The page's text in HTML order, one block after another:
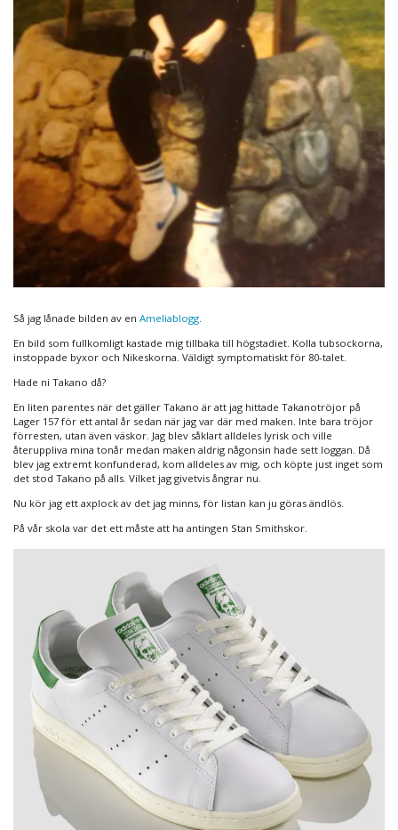
Så jag lånade bilden av en Ameliablogg
En bild som fullkomligt kastade mig tillbaka till högstadiet. Kolla tubsockorna,
instoppade byxor och Nikeskorna. Väldigt symptomatiskt för 80-talet.
Hade ni Takano då?
En liten parentes när det gäller Takano är att jag hittade Takanotröjor på
Lager 157 för ett antal år sedan när jag var där med maken. Inte bara tröjor
förresten, utan även väskor. Jag blev såklart alldeles lyrisk och ville
återuppliva mina tonår medan maken aldrig någonsin hade sett loggan. Då
blev jag extremt konfunderad, kom alldeles av mig, och köpte just inget som
det stod Takano på alls. Vilket jag givetvis ångrar nu.
Nu kör jag ett axplock av det jag minns, för listan kan ju göras ändlös.
På vår skola var det ett måste att ha antingen Stan Smithskor.